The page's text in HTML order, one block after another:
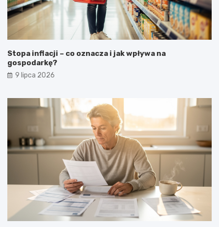
Stopa inflacji – co oznacza i jak wpływa na
gospodarkę?
9 lipca 2026